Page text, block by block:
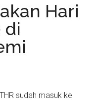
Hari
di
sudah masuk ke